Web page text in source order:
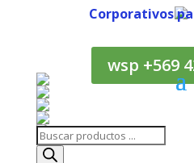
Corporativos
wsp +569
Búsqueda
de